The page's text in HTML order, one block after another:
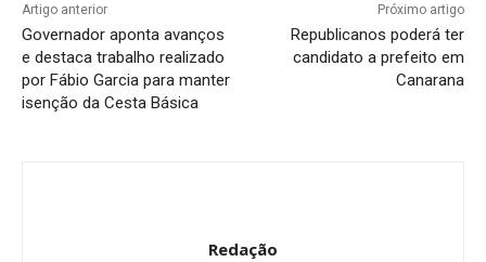
Artigo anterior
Governador aponta avanços
e destaca trabalho realizado
por Fábio Garcia para manter
isenção da Cesta Básica
Próximo artigo
Republicanos poderá ter
candidato a prefeito em
Canarana
Redação